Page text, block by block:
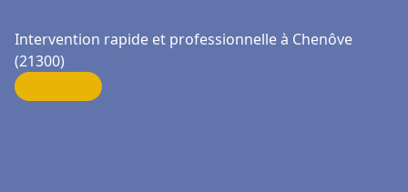
Intervention rapide et professionnelle à Chenôve
(21300)